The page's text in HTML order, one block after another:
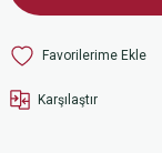
Karşılaştır